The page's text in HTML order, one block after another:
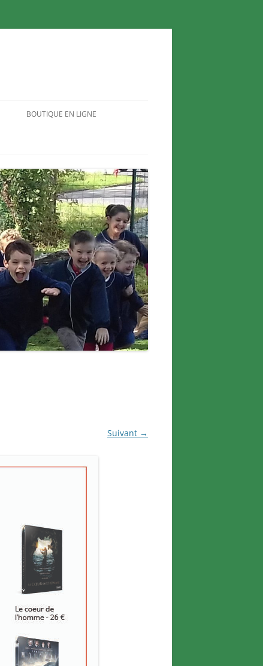
BOUTIQUE EN LIGNE
Suivant →